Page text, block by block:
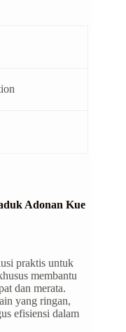
Adonan Kue
praktis untuk
membantu
dan merata.
yang ringan,
efisiensi dalam